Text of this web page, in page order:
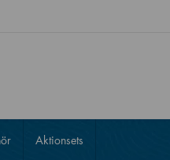
Aktionsets